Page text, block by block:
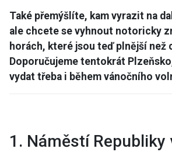
Také přemýšlíte, kam vyrazit na
ale chcete se vyhnout notoricky
horách, které jsou teď plnější než
Doporučujeme tentokrát
vydat třeba i během vánočního
1. Náměstí Republiky